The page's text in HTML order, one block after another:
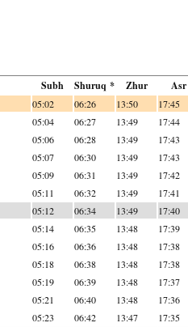
Subh Shuruq * Zhur Asr
05:02 06:26 13:50 17:45
05:04 06:27 13:49 17:44
05:06 06:28 13:49 17:43
05:07 06:30 13:49 17:43
05:09 06:31 13:49 17:42
05:11 06:32 13:49 17:41
05:12 06:34 13:49 17:40
05:14 06:35 13:48 17:39
05:16 06:36 13:48 17:38
05:18 06:38 13:48 17:38
05:19 06:39 13:48 17:37
05:21 06:40 13:48 17:36
05:23 06:42 13:47 17:35